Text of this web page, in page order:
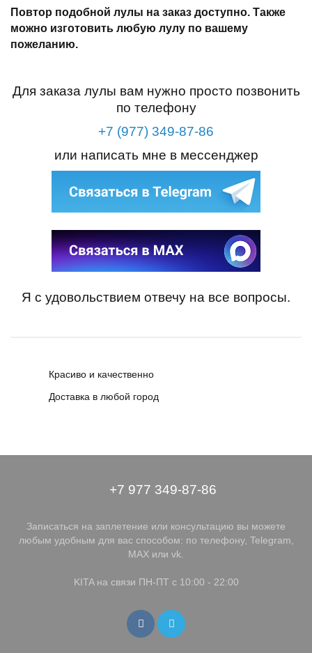
Повтор подобной лулы на заказ доступно. Также
можно изготовить любую лулу по вашему
пожеланию.
Для заказа лулы вам нужно просто позвонить
по телефону
+7 (977) 349-87-86
или написать мне в мессенджер
Я с удовольствием отвечу на все вопросы.
Красиво и качественно
Доставка в любой город
+7 977 349-87-86
Записаться на заплетение или консультацию вы можете
любым удобным для вас способом: по телефону, Telegram,
MAX или vk.
KITA на связи ПН-ПТ с 10:00 - 22:00